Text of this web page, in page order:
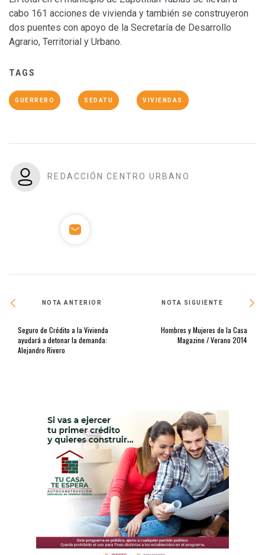
cabo 161 acciones de vivienda y también se construyeron
dos puentes con apoyo de la Secretaría de Desarrollo
Agrario, Territorial y Urbano.
TAGS
GUERRERO SEDATU VIVIENDAS
REDACCIÓN CENTRO URBANO
NOTA ANTERIOR
Seguro de Crédito a la Vivienda
ayudará a detonar la demanda:
Alejandro Rivero
NOTA SIGUIENTE
Hombres y Mujeres de la Casa
Magazine / Verano 2014